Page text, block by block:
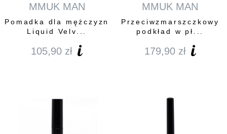
MMUK MAN
Pomadka dla mężczyzn
Liquid Velv...
105,90 zł
MMUK MAN
Przeciwzmarszczkowy
podkład w pł...
179,90 zł